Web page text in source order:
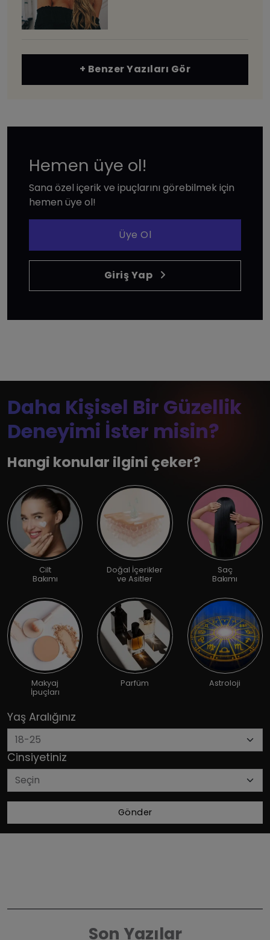
+ Benzer Yazıları Gör
Hemen üye ol!
Sana özel içerik ve ipuçlarını görebilmek için
hemen üye ol!
Üye Ol
Giriş Yap
Daha Kişisel Bir Güzellik
Deneyimi İster misin?
Hangi konular ilgini çeker?
Cilt
Bakımı
Doğal İçerikler
ve Asitler
Saç
Bakımı
Makyaj
İpuçları
Parfüm Astroloji
Yaş Aralığınız
Cinsiyetiniz
Gönder
Son Yazılar